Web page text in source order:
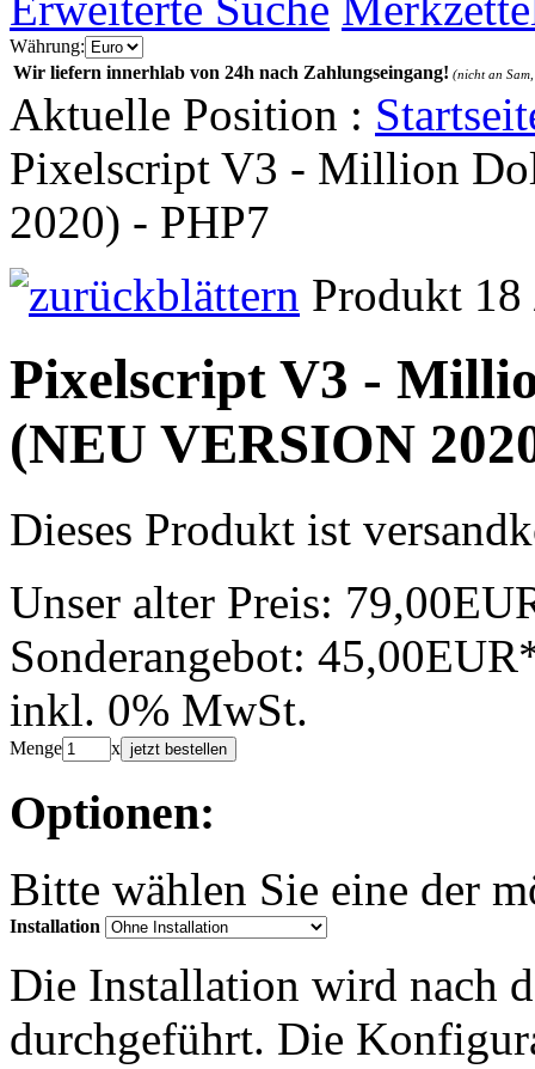
Währung:
Wir liefern innerhlab von 24h nach Zahlungseingang! (nicht an
Aktuelle Position :
Pixelscript V3 - Million
2020) - PHP7
Produkt
Pixelscript V3 -
(NEU VERSION
Dieses Produkt ist
Unser alter Preis:
Sonderangebot:
inkl. 0% MwSt.
Menge x jetzt bestellen
Optionen:
Bitte wählen Sie eine der
Installation
Die Installation wird nach
durchgeführt. Die